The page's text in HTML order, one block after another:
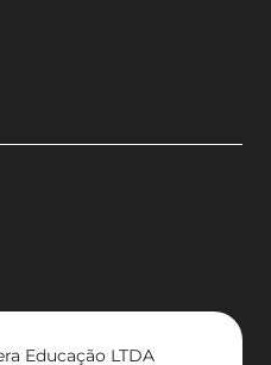
Educação LTDA